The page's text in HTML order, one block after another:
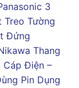
3
Treo Tường
Đứng
Thang
Cáp Điện –
Pin Dụng